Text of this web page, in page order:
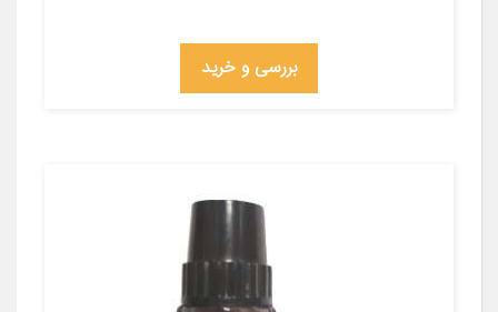
بررسی و خرید